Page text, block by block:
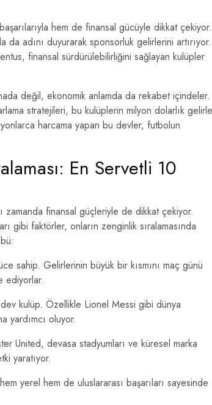
hem de finansal gücüyle dikkat çekiyor.
adını duyurarak sponsorluk gelirlerini artırıyor.
finansal sürdürülebilirliğini sağlayan kulüpler
değil, ekonomik anlamda da rekabet içindeler.
stratejileri, bu kulüplerin milyon dolarlık
harcama yapan bu devler, futbolun
En Servetli 10
zamanda finansal güçleriyle de dikkat çekiyor.
gibi faktörler, onların zenginlik sıralamasında
sahip. Gelirlerinin büyük bir kısmını maç günü
ediyorlar.
kulüp. Özellikle Lionel Messi gibi dünya
yardımcı oluyor.
United, devasa stadyumları ve küresel marka
yaratıyor.
yerel hem de uluslararası başarıları sayesinde